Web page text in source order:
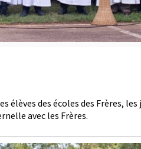
élèves des écoles des Frères,
avec les Frères.